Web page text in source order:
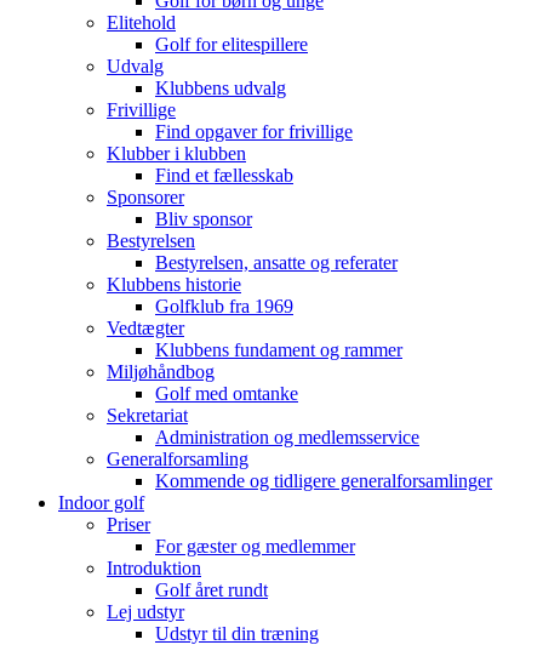
Elitehold
Golf for elitespillere
Udvalg
Klubbens udvalg
Frivillige
Find opgaver for frivillige
Klubber i klubben
Find et fællesskab
Sponsorer
Bliv sponsor
Bestyrelsen
Bestyrelsen, ansatte og referater
Klubbens historie
Golfklub fra 1969
Vedtægter
Klubbens fundament og rammer
Miljøhåndbog
Golf med omtanke
Sekretariat
Administration og medlemsservice
Generalforsamling
Kommende og tidligere generalforsamlinger
Indoor golf
Priser
For gæster og medlemmer
Introduktion
Golf året rundt
Lej udstyr
Udstyr til din træning